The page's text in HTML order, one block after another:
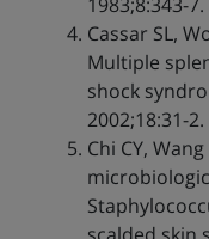
1983;8:343-7.
Cassar SL,
Multiple
shock
2002;18:31-2.
Chi CY,